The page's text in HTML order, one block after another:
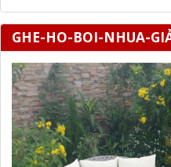
GHE-HO-BOI-NHUA-